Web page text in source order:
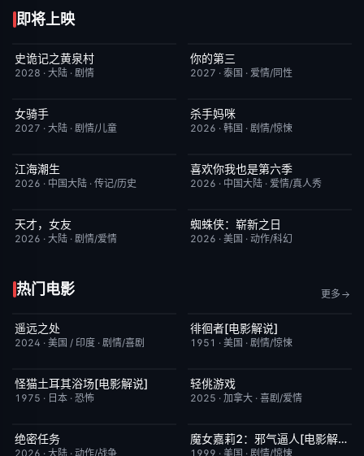
即将上映
6月23日更新
史诡记之黄泉村
2028 · 大陆 · 剧情
更新至第02集
你的第三
2027 · 泰国 · 爱情/同性
7月15日更新
女骑手
2027 · 大陆 · 剧情/儿童
更新至第03集
杀手妈咪
2026 · 韩国 · 剧情/惊悚
更新至第28集
江海潮生
2026 · 中国大陆 · 传记/历史
今日更新
喜欢你我也是第六季
2026 · 中国大陆 · 爱情/真人秀
更新至第18集
天才，女友
2026 · 大陆 · 剧情/爱情
TC中字
蜘蛛侠：崭新之日
2026 · 美国 · 动作/科幻
热门电影 更多
今日更新
遥远之处
2024 · 美国 / 印度 · 剧情/喜剧
已完结
徘徊者[电影解说]
1951 · 美国 · 剧情/惊悚
已完结
怪猫土耳其浴场[电影解说]
1975 · 日本 · 恐怖
昨日更新
轻佻游戏
2025 · 加拿大 · 喜剧/爱情
昨日更新
绝密任务
2026 · 大陆 · 动作/战争
已完结 5.7魔女嘉莉2：邪气逼人[电影解说]
1999 · 美国 · 剧情/惊悚